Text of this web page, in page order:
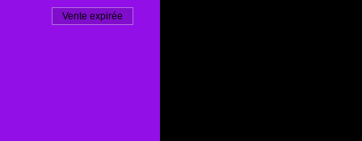
Vente expirée